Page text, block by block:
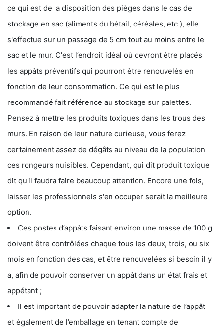
ce qui est de la disposition des pièges dans le cas de
stockage en sac (aliments du bétail, céréales, etc.), elle
s'effectue sur un passage de 5 cm tout au moins entre le
sac et le mur. C'est l’endroit idéal où devront être placés
les appâts préventifs qui pourront être renouvelés en
fonction de leur consommation. Ce qui est le plus
recommandé fait référence au stockage sur palettes.
Pensez à mettre les produits toxiques dans les trous des
murs. En raison de leur nature curieuse, vous ferez
certainement assez de dégâts au niveau de la population
ces rongeurs nuisibles. Cependant, qui dit produit toxique
dit qu'il faudra faire beaucoup attention. Encore une fois,
laisser les professionnels s'en occuper serait la meilleure
option.
Ces postes d’appâts faisant environ une masse de 100 g
doivent être contrôlées chaque tous les deux, trois, ou six
mois en fonction des cas, et être renouvelées si besoin il y
a, afin de pouvoir conserver un appât dans un état frais et
appétant ;
Il est important de pouvoir adapter la nature de l’appât
et également de l’emballage en tenant compte de